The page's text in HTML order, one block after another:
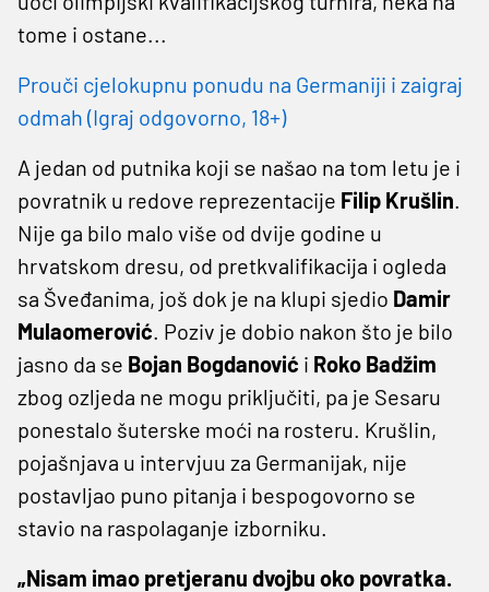
tome i ostane...
Prouči cjelokupnu ponudu na Germaniji i zaigraj
odmah (Igraj odgovorno, 18+)
A jedan od putnika koji se našao na tom letu je i
povratnik u redove reprezentacije Filip Krušlin.
Nije ga bilo malo više od dvije godine u
hrvatskom dresu, od pretkvalifikacija i ogleda
sa Šveđanima, još dok je na klupi sjedio Damir
Mulaomerović. Poziv je dobio nakon što je bilo
jasno da se Bojan Bogdanović i Roko Badžim
zbog ozljeda ne mogu priključiti, pa je Sesaru
ponestalo šuterske moći na rosteru. Krušlin,
pojašnjava u intervjuu za Germanijak, nije
postavljao puno pitanja i bespogovorno se
stavio na raspolaganje izborniku.
„Nisam imao pretjeranu dvojbu oko povratka.